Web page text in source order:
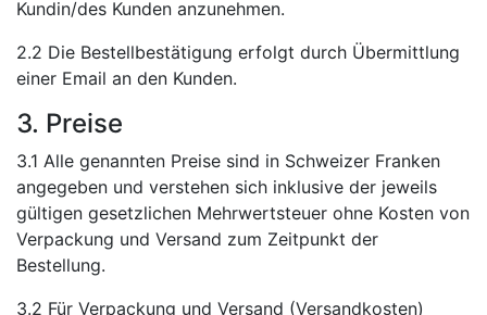
Kundin/des Kunden anzunehmen.
2.2 Die Bestellbestätigung erfolgt durch Übermittlung
einer Email an den Kunden.
3. Preise
3.1 Alle genannten Preise sind in Schweizer Franken
angegeben und verstehen sich inklusive der jeweils
gültigen gesetzlichen Mehrwertsteuer ohne Kosten von
Verpackung und Versand zum Zeitpunkt der
Bestellung.
3.2 Für Verpackung und Versand (Versandkosten)